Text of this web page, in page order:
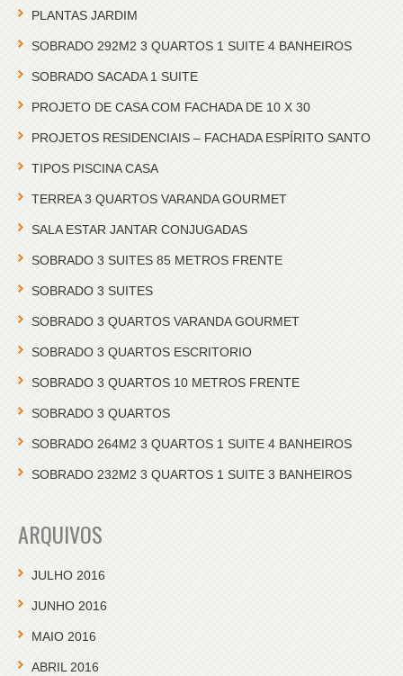
PLANTAS JARDIM
SOBRADO 292M2 3 QUARTOS 1 SUITE 4 BANHEIROS
SOBRADO SACADA 1 SUITE
PROJETO DE CASA COM FACHADA DE 10 X 30
PROJETOS RESIDENCIAIS – FACHADA ESPÍRITO SANTO
TIPOS PISCINA CASA
TERREA 3 QUARTOS VARANDA GOURMET
SALA ESTAR JANTAR CONJUGADAS
SOBRADO 3 SUITES 85 METROS FRENTE
SOBRADO 3 SUITES
SOBRADO 3 QUARTOS VARANDA GOURMET
SOBRADO 3 QUARTOS ESCRITORIO
SOBRADO 3 QUARTOS 10 METROS FRENTE
SOBRADO 3 QUARTOS
SOBRADO 264M2 3 QUARTOS 1 SUITE 4 BANHEIROS
SOBRADO 232M2 3 QUARTOS 1 SUITE 3 BANHEIROS
ARQUIVOS
JULHO 2016
JUNHO 2016
MAIO 2016
ABRIL 2016